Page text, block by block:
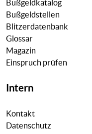
Bußgeldkatalog
Bußgeldstellen
Blitzerdatenbank
Glossar
Magazin
Einspruch prüfen
Intern
Kontakt
Datenschutz